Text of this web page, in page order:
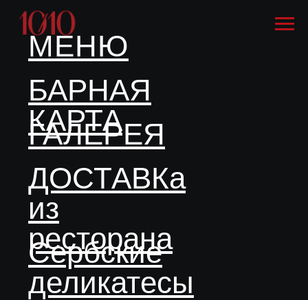
МЕНЮ
БАРНАЯ
КАРТА
ГАЛЕРЕЯ
ДОСТАВКа
из
ресторана
Сербские
деликатесы